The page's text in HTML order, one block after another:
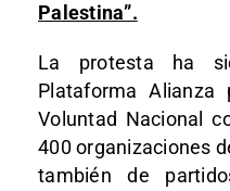
Palestina”.
La protesta ha
Plataforma
Voluntad Nacional
400 organizaciones
también de